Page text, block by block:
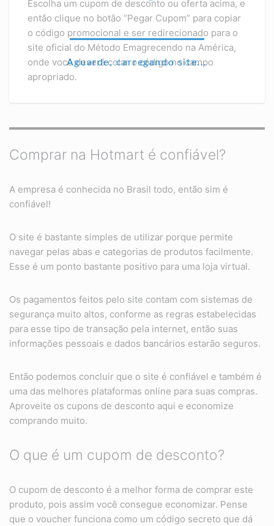
Aguarde, carregando site...
Escolha um cupom de desconto ou oferta acima, e
então clique no botão “Pegar Cupom” para copiar
o código promocional e ser redirecionado para o
site oficial do Método Emagrecendo na América,
onde você deverá colar o código no campo
apropriado.
Comprar na Hotmart é confiável?
A empresa é conhecida no Brasil todo, então sim é
confiável!
O site é bastante simples de utilizar porque permite
navegar pelas abas e categorias de produtos facilmente.
Esse é um ponto bastante positivo para uma loja virtual.
Os pagamentos feitos pelo site contam com sistemas de
segurança muito altos, conforme as regras estabelecidas
para esse tipo de transação pela internet, então suas
informações pessoais e dados bancários estarão seguros.
Então podemos concluir que o site é confiável e também é
uma das melhores plataformas online para suas compras.
Aproveite os cupons de desconto aqui e economize
comprando muito.
O que é um cupom de desconto?
O cupom de desconto é a melhor forma de comprar este
produto, pois assim você consegue economizar. Pense
que o voucher funciona como um código secreto que dá